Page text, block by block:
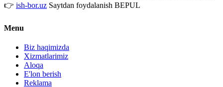
👉 ish-bor.uz Saytdan foydalanish BEPUL
Menu
Biz haqimizda
Xizmatlarimiz
Aloqa
E'lon berish
Reklama